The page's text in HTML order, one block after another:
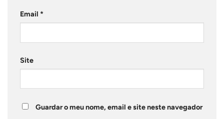
Email *
Site
Guardar o meu nome, email e site neste navegador